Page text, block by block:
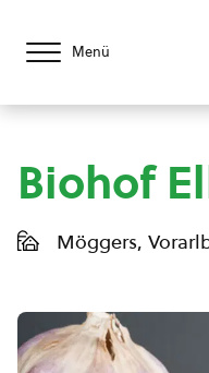
Menü
Biohof
Möggers,